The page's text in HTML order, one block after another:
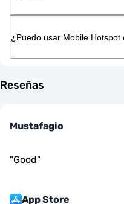
¿Puedo usar Mobile Hotspot
Reseñas
Mustafagio
"Good"
App Store